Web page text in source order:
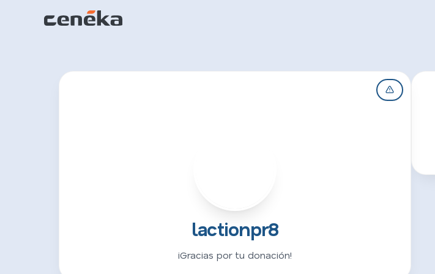
lactionpr8
¡Gracias por tu donación!